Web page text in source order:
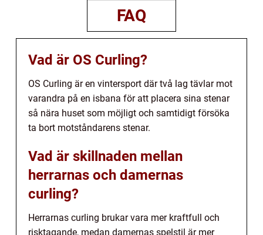
FAQ
Vad är OS Curling?
OS Curling är en vintersport där två lag tävlar mot
varandra på en isbana för att placera sina stenar
så nära huset som möjligt och samtidigt försöka
ta bort motståndarens stenar.
Vad är skillnaden mellan
herrarnas och damernas
curling?
Herrarnas curling brukar vara mer kraftfull och
risktagande, medan damernas spelstil är mer